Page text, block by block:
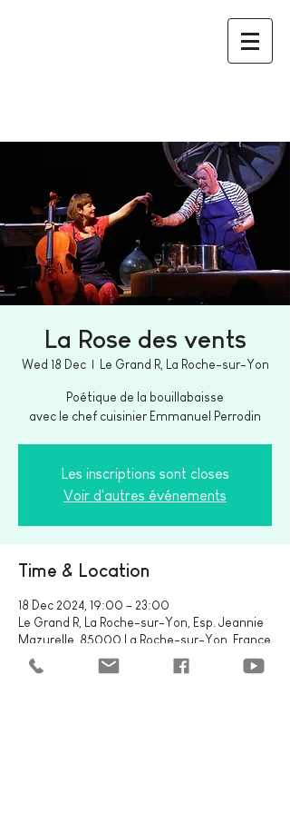
La Rose des vents
Wed 18 Dec
  |
Le Grand R, La Roche-sur-Yon
Poétique de la bouillabaisse
avec le chef cuisinier Emmanuel Perrodin
Les inscriptions sont closes
Voir d'autres événements
Time & Location
18 Dec 2024, 19:00 – 23:00
Le Grand R, La Roche-sur-Yon, Esp. Jeannie
Mazurelle, 85000 La Roche-sur-Yon, France